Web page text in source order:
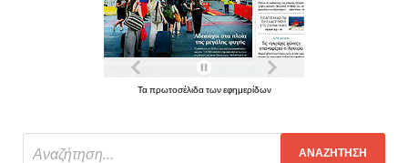
Τα πρωτοσέλιδα των εφημερίδων